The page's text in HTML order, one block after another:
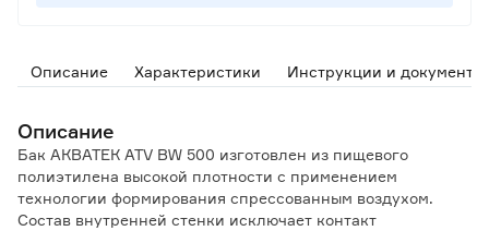
Описание Характеристики Инструкции и документы
Описание
Бак АКВАТЕК ATV BW 500 изготовлен из пищевого
полиэтилена высокой плотности с применением
технологии формирования спрессованным воздухом.
Состав внутренней стенки исключает контакт